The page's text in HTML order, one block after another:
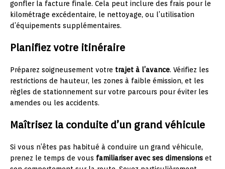
gonfler la facture finale. Cela peut inclure des frais pour le
kilométrage excédentaire, le nettoyage, ou l’utilisation
d’équipements supplémentaires.
Planifiez votre itinéraire
Préparez soigneusement votre trajet à l’avance. Vérifiez les
restrictions de hauteur, les zones à faible émission, et les
règles de stationnement sur votre parcours pour éviter les
amendes ou les accidents.
Maîtrisez la conduite d’un grand véhicule
Si vous n’êtes pas habitué à conduire un grand véhicule,
prenez le temps de vous familiariser avec ses dimensions et